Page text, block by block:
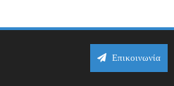
Επικοινωνία